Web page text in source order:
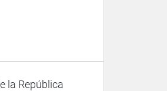
la República